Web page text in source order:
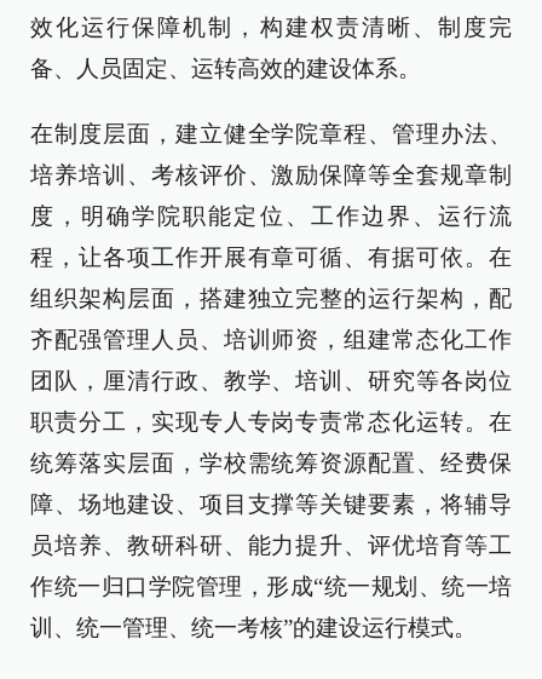
效化运行保障机制，构建权责清晰、制度完
备、人员固定、运转高效的建设体系。
在制度层面，建立健全学院章程、管理办法、
培养培训、考核评价、激励保障等全套规章制
度，明确学院职能定位、工作边界、运行流
程，让各项工作开展有章可循、有据可依。在
组织架构层面，搭建独立完整的运行架构，配
齐配强管理人员、培训师资，组建常态化工作
团队，厘清行政、教学、培训、研究等各岗位
职责分工，实现专人专岗专责常态化运转。在
统筹落实层面，学校需统筹资源配置、经费保
障、场地建设、项目支撑等关键要素，将辅导
员培养、教研科研、能力提升、评优培育等工
作统一归口学院管理，形成“统一规划、统一培
训、统一管理、统一考核”的建设运行模式。